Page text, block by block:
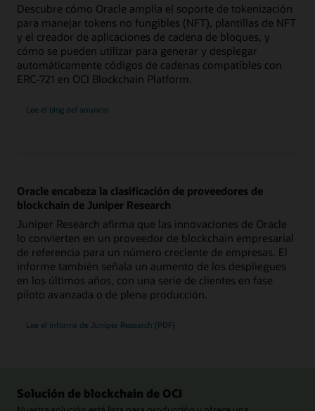
Descubre cómo Oracle amplía el soporte de tokenización
para manejar tokens no fungibles (NFT), plantillas de NFT
y el creador de aplicaciones de cadena de bloques, y
cómo se pueden utilizar para generar y desplegar
automáticamente códigos de cadenas compatibles con
ERC-721 en OCI Blockchain Platform.
Lee el blog del anuncio
Oracle encabeza la clasificación de proveedores de
blockchain de Juniper Research
Juniper Research afirma que las innovaciones de Oracle
lo convierten en un proveedor de blockchain empresarial
de referencia para un número creciente de empresas. El
informe también señala un aumento de los despliegues
en los últimos años, con una serie de clientes en fase
piloto avanzada o de plena producción.
Lee el informe de Juniper Research (PDF)
Solución de blockchain de OCI